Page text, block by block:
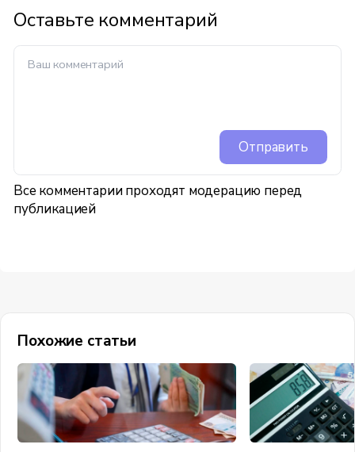
Оставьте комментарий
Отправить
Все комментарии проходят модерацию перед
публикацией
Похожие статьи